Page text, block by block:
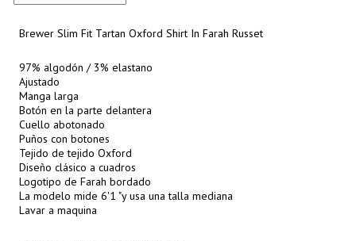
Brewer Slim Fit Tartan Oxford Shirt In Farah Russet
97% algodón / 3% elastano
Ajustado
Manga larga
Botón en la parte delantera
Cuello abotonado
Puños con botones
Tejido de tejido Oxford
Diseño clásico a cuadros
Logotipo de Farah bordado
La modelo mide 6'1 "y usa una talla mediana
Lavar a maquina